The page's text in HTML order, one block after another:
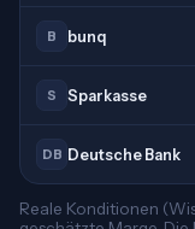
B bunq
S Sparkasse
DB Deutsche Bank
Reale Konditionen